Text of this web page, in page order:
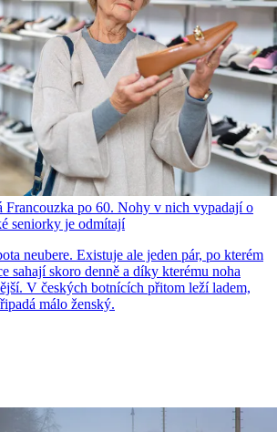
Francouzka po 60. Nohy v nich vypadají o
seniorky je odmítají
neubere. Existuje ale jeden pár, po kterém
sahají skoro denně a díky kterému noha
V českých botnících přitom leží ladem,
málo ženský.